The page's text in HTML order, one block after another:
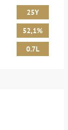
25Y
52,1%
0.7L